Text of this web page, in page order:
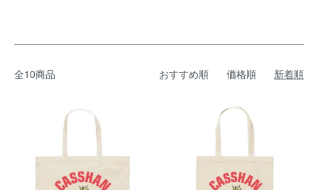
全10商品 おすすめ順 価格順 新着順